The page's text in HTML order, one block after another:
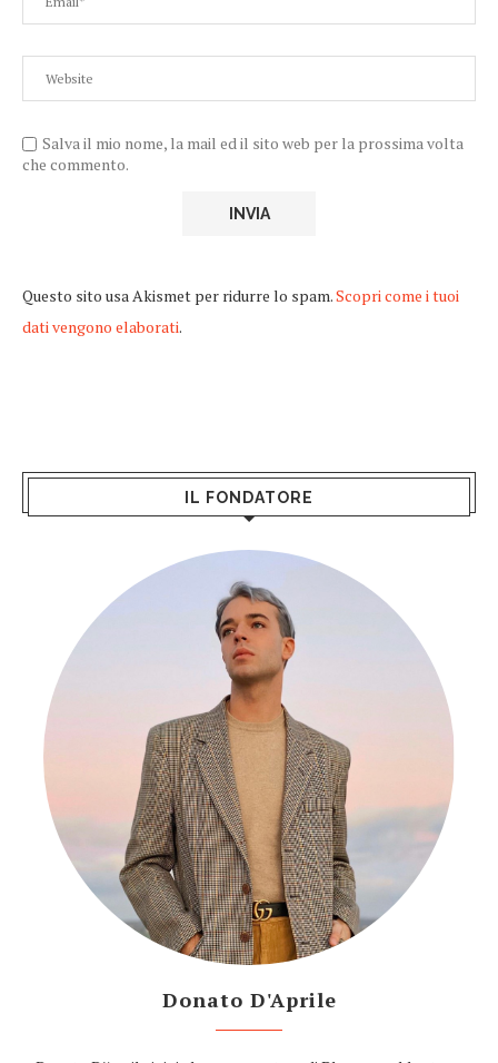
Salva il mio nome, la mail ed il sito web per la prossima volta
che commento.
Questo sito usa Akismet per ridurre lo spam.Scopri come i tuoi
dati vengono elaborati.
IL FONDATORE
Donato D'Aprile